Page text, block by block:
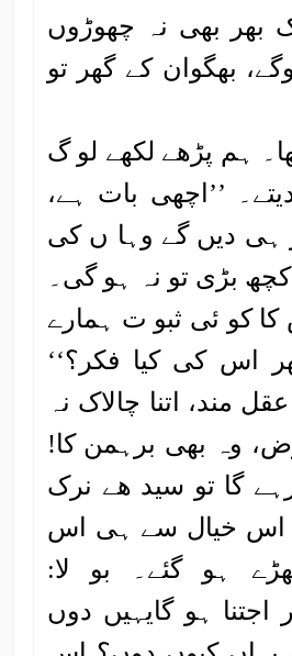
بھر بھی نہ چھوڑوں
بھگوان کے گھر تو
ہم پڑھے لکھے لو گ
’’اچھی بات ہے،
ہی دیں گے وہا ں کی
بڑی تو نہ ہو گی۔
کو ئی ثبو ت ہمارے
اس کی کیا فکر؟‘‘
مند، اتنا چالاک نہ
وہ بھی برہمن کا!
گا تو سید ھے نرک
اس خیال سے ہی اس
ہو گئے۔ بو لا:
اجتنا ہو گایہیں دوں